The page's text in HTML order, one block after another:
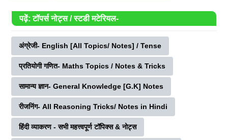
पढ़ें: टॉपर्स नोट्स / स्टडी मटेरियल-
अंग्रेजी- English [All Topics/ Notes] / Tense
प्रतियोगी गणित- Maths Topics / Notes & Tricks
सामान्य ज्ञान- General Knowledge [G.K] Notes
रीजनिंग- All Reasoning Tricks/ Notes in Hindi
हिंदी व्याकरण - सभी महत्त्वपूर्ण टॉपिक्स & नोट्स